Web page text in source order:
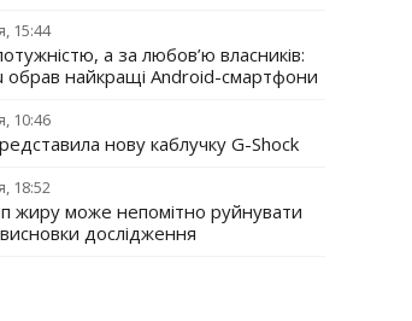
15:44
а за любов’ю власників:
обрав найкращі Android-смартфони
10:46
нову каблучку G-Shock
18:52
жиру може непомітно руйнувати
дослідження